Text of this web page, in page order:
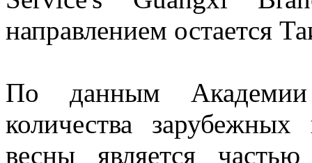
направлением остается
По данным
количества
весны является